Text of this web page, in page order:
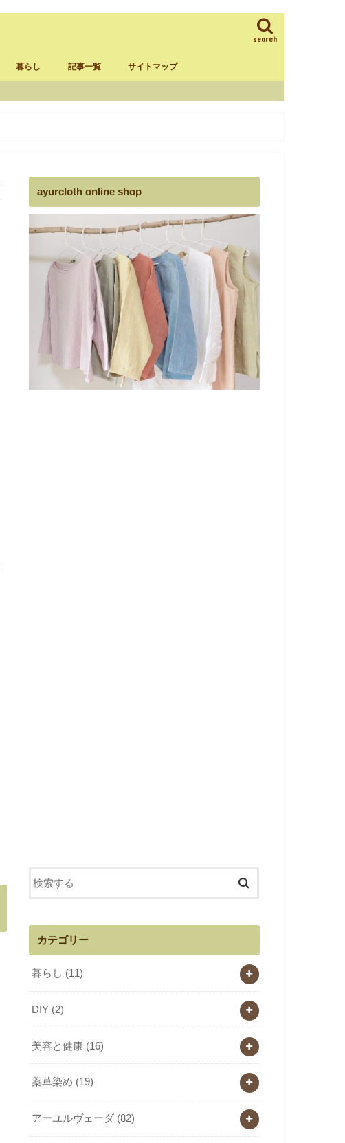
search
暮らし 記事一覧 サイトマップ
ayurcloth online shop
カテゴリー
暮らし (11)
DIY (2)
美容と健康 (16)
薬草染め (19)
アーユルヴェーダ (82)